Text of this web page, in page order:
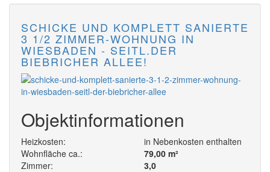
SCHICKE UND KOMPLETT SANIERTE
3 1/2 ZIMMER-WOHNUNG IN
WIESBADEN - SEITL.DER
BIEBRICHER ALLEE!
Objektinformationen
Heizkosten:
in Nebenkosten enthalten
Wohnfläche ca.:
79,00 m²
Zimmer:
3,0